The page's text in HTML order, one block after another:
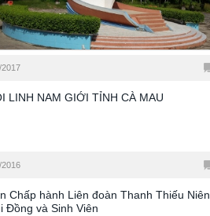
LINH NAM GIỚI TỈNH CÀ MAU
2016
Chấp hành Liên đoàn Thanh Thiếu Niên,
Đồng và Sinh Viên